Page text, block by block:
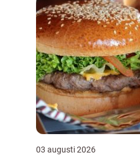
03 augusti 2026